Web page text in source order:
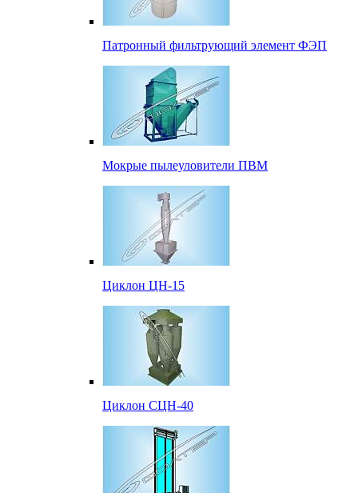
Патронный фильтрующий элемент ФЭП
Мокрые пылеуловители ПВМ
Циклон ЦН-15
Циклон СЦН-40